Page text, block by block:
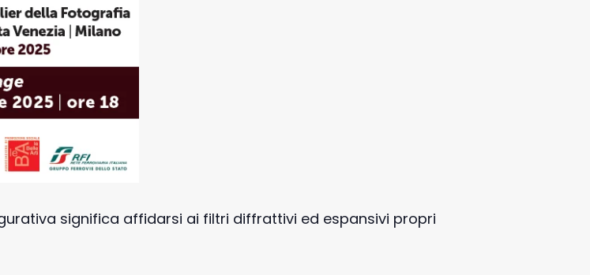
significa affidarsi ai filtri diffrattivi ed espansivi propri